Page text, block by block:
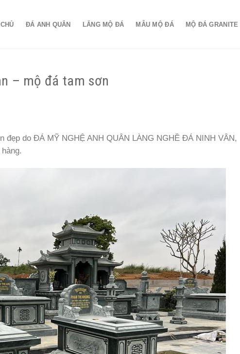
ĐÁ ANH QUÂN LĂNG MỘ ĐÁ MẪU MỘ ĐÁ MỘ ĐÁ GRANITE
– mộ đá tam sơn
đẹp do ĐÁ MỸ NGHỆ ANH QUÂN LÀNG NGHỀ ĐÁ NINH VÂN,